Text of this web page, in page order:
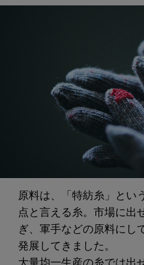
原料は、「特紡糸」とい
点と言える糸。市場に出
ぎ、軍手などの原料にし
発展してきました。